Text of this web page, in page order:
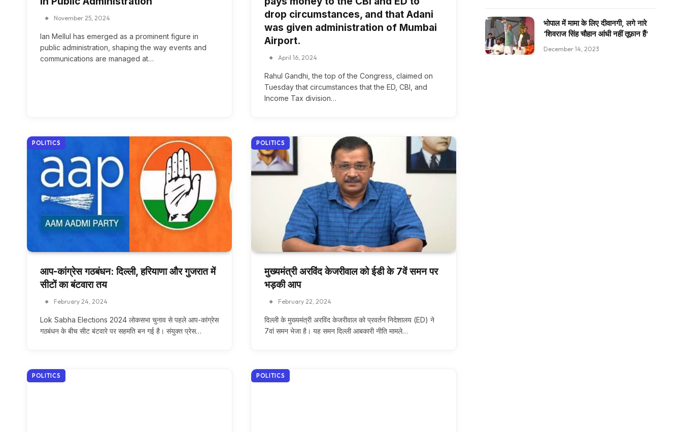
November 25, 2024
Ian Mellul has emerged as a prominent figure in
public administration, shaping the way events and
communications are managed at…
drop circumstances, and that Adani
was given administration of Mumbai
Airport.
April 16, 2024
Rahul Gandhi, the top of the Congress, claimed on
Tuesday that circumstances that the ED, CBI, and
Income Tax division…
POLITICS
आप-कांग्रेस गठबंधन: दिल्ली, हरियाणा और गुजरात में
सीटों का बंटवारा तय
February 24, 2024
Lok Sabha Elections 2024 लोकसभा चुनाव से पहले आप-कांग्रेस
गठबंधन के बीच सीट बंटवारे पर सहमति बन गई है। संयुक्त प्रेस…
POLITICS
मुख्यमंत्री अरविंद केजरीवाल को ईडी के 7वें समन पर
भड़की आप
February 22, 2024
दिल्ली के मुख्यमंत्री अरविंद केजरीवाल को प्रवर्तन निदेशालय (ED) ने
7वां समन भेजा है। यह समन दिल्ली आबकारी नीति मामले…
POLITICS POLITICS
भोपाल में मामा के लिए दीवानगी, लगे नारे
‘शिवराज सिंह चौहान आंधी नहीं तूफ़ान हैं’
December 14, 2023